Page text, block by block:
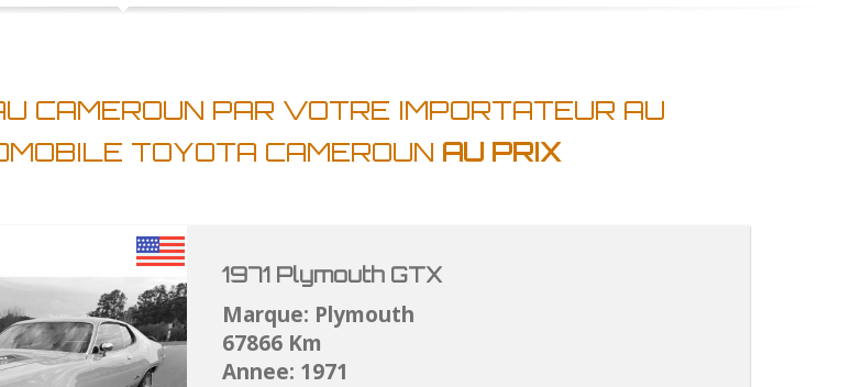
CAMEROUN PAR VOTRE IMPORTATEUR AU
TOYOTA CAMEROUN AU PRIX
1971 Plymouth GTX
Marque: Plymouth
67866 Km
Annee: 1971